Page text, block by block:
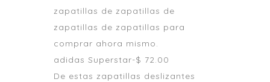
zapatillas de zapatillas de
zapatillas de zapatillas para
comprar ahora mismo.
adidas Superstar-$ 72.00
De estas zapatillas deslizantes